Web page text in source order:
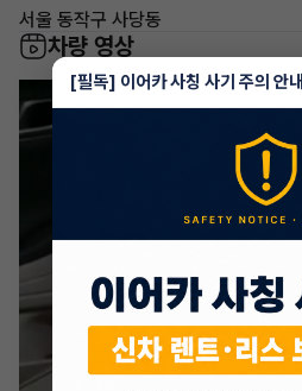
서울 동작구 사당동
차량 영상
[필독] 이어카 사칭 사기 주의 안내